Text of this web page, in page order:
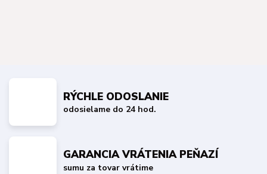
RÝCHLE ODOSLANIE
odosielame do 24 hod.
GARANCIA VRÁTENIA PEŇAZÍ
sumu za tovar vrátime